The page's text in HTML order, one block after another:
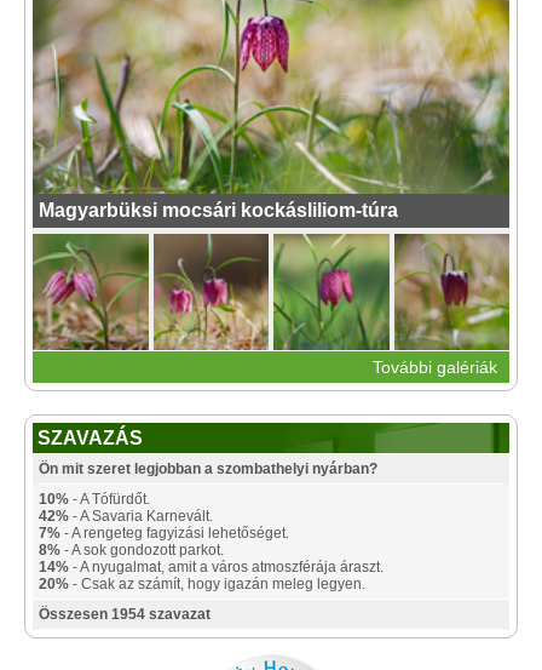
Magyarbüksi mocsári kockásliliom-túra
További galériák
SZAVAZÁS
Ön mit szeret legjobban a szombathelyi nyárban?
10% - A Tófürdőt.
42% - A Savaria Karnevált.
7% - A rengeteg fagyizási lehetőséget.
8% - A sok gondozott parkot.
14% - A nyugalmat, amit a város atmoszférája áraszt.
20% - Csak az számít, hogy igazán meleg legyen.
Összesen 1954 szavazat